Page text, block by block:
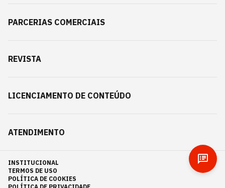
PARCERIAS COMERCIAIS
REVISTA
LICENCIAMENTO DE CONTEÚDO
ATENDIMENTO
INSTITUCIONAL
TERMOS DE USO
POLÍTICA DE COOKIES